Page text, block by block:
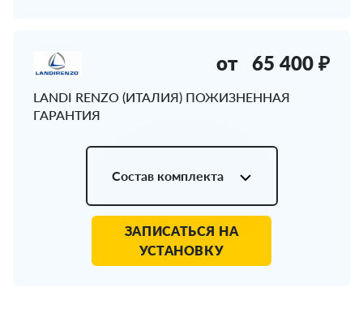
LANDI RENZO (ИТАЛИЯ) ПОЖИЗНЕННАЯ
ГАРАНТИЯ
от 65 400 ₽
Состав комплекта
ЗАПИСАТЬСЯ НА
УСТАНОВКУ